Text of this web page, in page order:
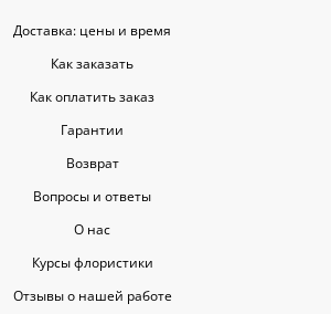
Доставка: цены и время
Как заказать
Как оплатить заказ
Гарантии
Возврат
Вопросы и ответы
О нас
Курсы флористики
Отзывы о нашей работе